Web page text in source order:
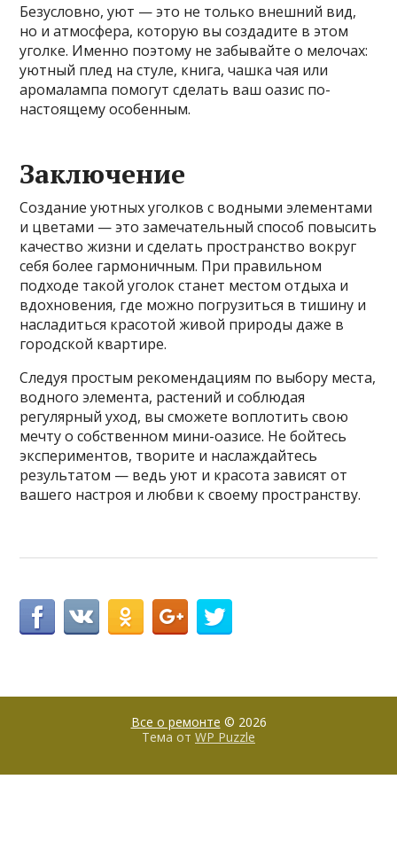
Безусловно, уют — это не только внешний вид,
но и атмосфера, которую вы создадите в этом
уголке. Именно поэтому не забывайте о мелочах:
уютный плед на стуле, книга, чашка чая или
аромалампа помогут сделать ваш оазис по-
настоящему особенным.
Заключение
Создание уютных уголков с водными элементами
и цветами — это замечательный способ повысить
качество жизни и сделать пространство вокруг
себя более гармоничным. При правильном
подходе такой уголок станет местом отдыха и
вдохновения, где можно погрузиться в тишину и
насладиться красотой живой природы даже в
городской квартире.
Следуя простым рекомендациям по выбору места,
водного элемента, растений и соблюдая
регулярный уход, вы сможете воплотить свою
мечту о собственном мини-оазисе. Не бойтесь
экспериментов, творите и наслаждайтесь
результатом — ведь уют и красота зависят от
вашего настроя и любви к своему пространству.
Все о ремонте © 2026
Тема от WP Puzzle